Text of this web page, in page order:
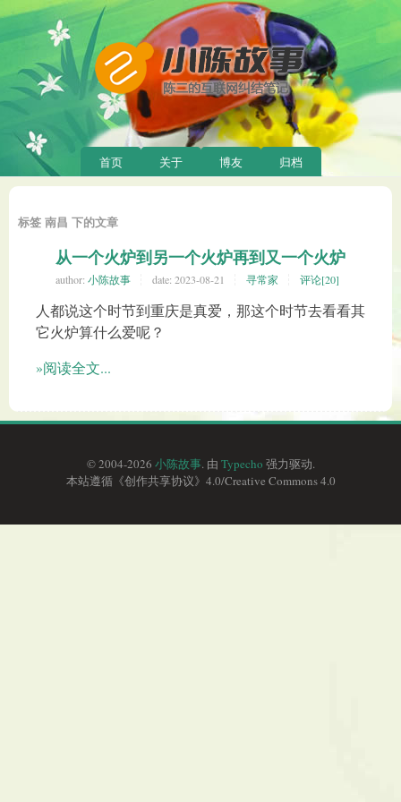
首页 关于 博友 归档
标签 南昌 下的文章
从一个火炉到另一个火炉再到又一个火炉
author: 小陈故事 date: 2023-08-21 寻常家 评论[20]
人都说这个时节到重庆是真爱，那这个时节去看看其
它火炉算什么爱呢？
»阅读全文...
© 2004-2026 小陈故事. 由 Typecho 强力驱动.
本站遵循《创作共享协议》4.0/Creative Commons 4.0